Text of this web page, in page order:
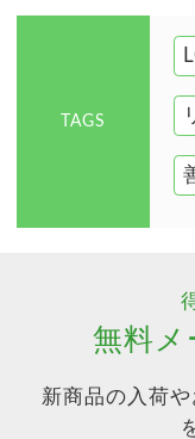
TAGS
無料メ
新商品の入荷